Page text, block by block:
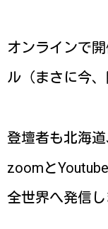
オンラインで
ル（まさに今、
登壇者も北海
zoomと
全世界へ発信し